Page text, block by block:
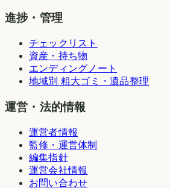
進捗・管理
チェックリスト
資産・持ち物
エンディングノート
地域別 粗大ゴミ・遺品整理
運営・法的情報
運営者情報
監修・運営体制
編集指針
運営会社情報
お問い合わせ